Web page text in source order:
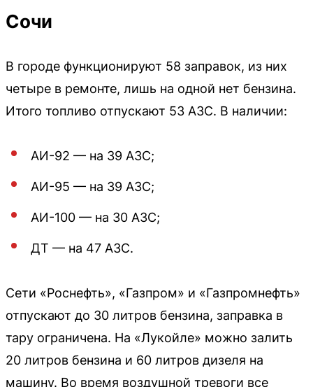
Сочи
В городе функционируют 58 заправок, из них
четыре в ремонте, лишь на одной нет бензина.
Итого топливо отпускают 53 АЗС. В наличии:
АИ-92 — на 39 АЗС;
АИ-95 — на 39 АЗС;
АИ-100 — на 30 АЗС;
ДТ — на 47 АЗС.
Сети «Роснефть», «Газпром» и «Газпромнефть»
отпускают до 30 литров бензина, заправка в
тару ограничена. На «Лукойле» можно залить
20 литров бензина и 60 литров дизеля на
машину. Во время воздушной тревоги все